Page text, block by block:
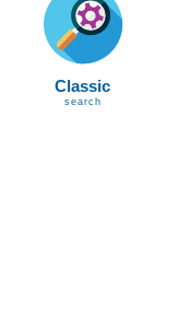
Classic
search